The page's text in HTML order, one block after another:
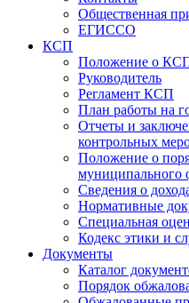
Общественная
ЕГИССО
КСП
Положение о
Руководитель
Регламент КСП
План работы на
Отчеты и
контрольных
Положение о
муниципального
Сведения о
Нормативные
Специальная
Кодекс этики и
Документы
Каталог
Порядок